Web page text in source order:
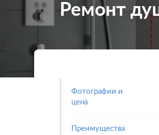
Ремонт
Фотографии и
цена
Преимущества